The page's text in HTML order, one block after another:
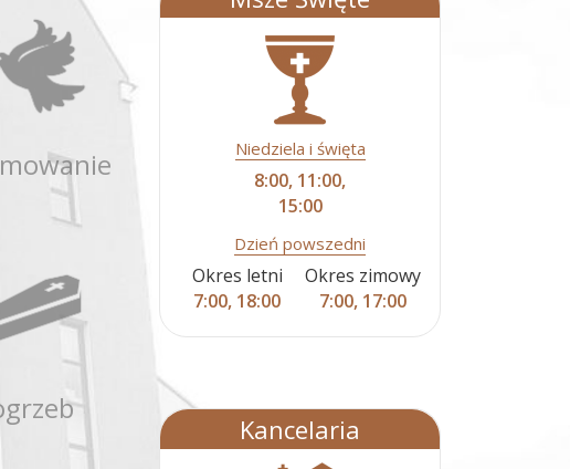
Niedziela i święta
8:00, 11:00,
15:00
Dzień powszedni
Okres letni
7:00, 18:00
Okres zimowy
7:00, 17:00
Kancelaria